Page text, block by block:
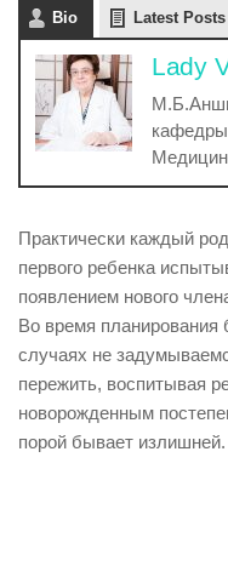
Bio Latest Posts
Lady
кафедры
Практически каждый
первого ребенка
появлением нового
Во время планирования
случаях не
пережить, воспитывая
новорожденным
порой бывает излишней.